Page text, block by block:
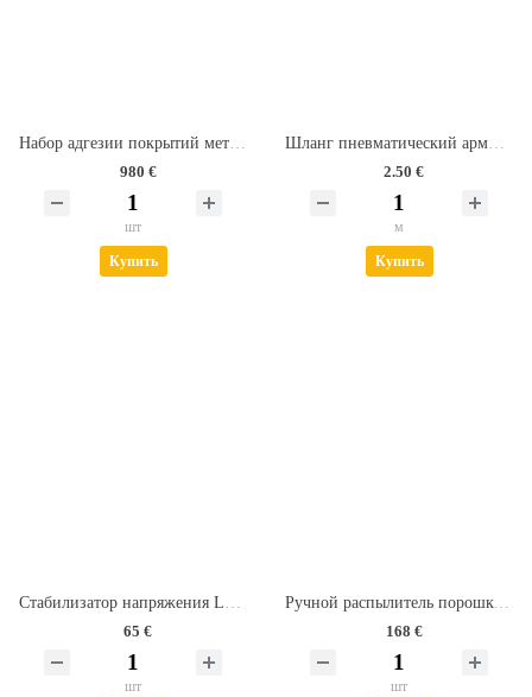
Набор адгезии покрытий методом решетчатых надрезов тип TQC Sheen СС2000
980 €
шт
Купить
Шланг пневматический армированный PVC (8х14 мм)
2.50 €
м
Купить
65 €
шт
Ручной распылитель порошковых красок "Лидер"
168 €
шт